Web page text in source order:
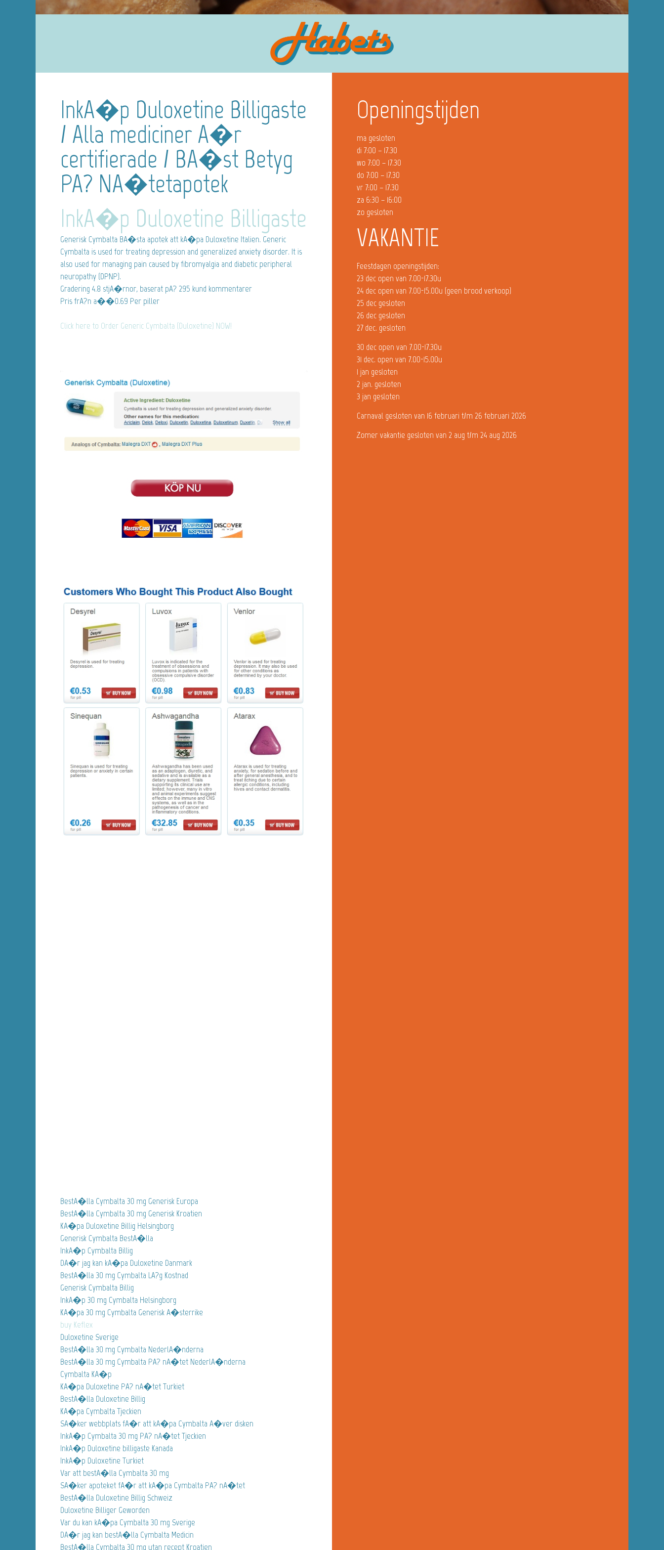
InkA�p Duloxetine Billigaste
/ Alla mediciner A�r
certifierade / BA�st Betyg
PA? NA�tetapotek
InkA�p Duloxetine Billigaste
Generisk Cymbalta BA�sta apotek att kA�pa Duloxetine Italien. Generic
Cymbalta is used for treating depression and generalized anxiety disorder. It is
also used for managing pain caused by fibromyalgia and diabetic peripheral
neuropathy (DPNP).
Gradering 4.8 stjA�rnor, baserat pA? 295 kund kommentarer
Pris frA?n a��0.69 Per piller
Click here to Order Generic Cymbalta (Duloxetine) NOW!
BestA�lla Cymbalta 30 mg Generisk Europa
BestA�lla Cymbalta 30 mg Generisk Kroatien
KA�pa Duloxetine Billig Helsingborg
Generisk Cymbalta BestA�lla
InkA�p Cymbalta Billig
DA�r jag kan kA�pa Duloxetine Danmark
BestA�lla 30 mg Cymbalta LA?g Kostnad
Generisk Cymbalta Billig
InkA�p 30 mg Cymbalta Helsingborg
KA�pa 30 mg Cymbalta Generisk A�sterrike
buy Keflex
Duloxetine Sverige
BestA�lla 30 mg Cymbalta NederlA�nderna
BestA�lla 30 mg Cymbalta PA? nA�tet NederlA�nderna
Cymbalta KA�p
KA�pa Duloxetine PA? nA�tet Turkiet
BestA�lla Duloxetine Billig
KA�pa Cymbalta Tjeckien
SA�ker webbplats fA�r att kA�pa Cymbalta A�ver disken
InkA�p Cymbalta 30 mg PA? nA�tet Tjeckien
InkA�p Duloxetine billigaste Kanada
InkA�p Duloxetine Turkiet
Var att bestA�lla Cymbalta 30 mg
SA�ker apoteket fA�r att kA�pa Cymbalta PA? nA�tet
BestA�lla Duloxetine Billig Schweiz
Duloxetine Billiger Geworden
Var du kan kA�pa Cymbalta 30 mg Sverige
DA�r jag kan bestA�lla Cymbalta Medicin
BestA�lla Cymbalta 30 mg utan recept Kroatien
Openingstijden
ma gesloten
di 7:00 – 17.30
wo 7:00 – 17.30
do 7:00 – 17.30
vr 7:00 – 17.30
za 6:30 – 16:00
zo gesloten
VAKANTIE
Feestdagen openingstijden:
23 dec open van 7.00-17.30u
24 dec open van 7.00-15.00u (geen brood verkoop)
25 dec gesloten
26 dec gesloten
27 dec. gesloten
30 dec open van 7.00-17.30u
31 dec. open van 7.00-15.00u
1 jan gesloten
2 jan. gesloten
3 jan gesloten
Carnaval gesloten van 16 februari t/m 26 februari 2026
Zomer vakantie gesloten van 2 aug t/m 24 aug 2026